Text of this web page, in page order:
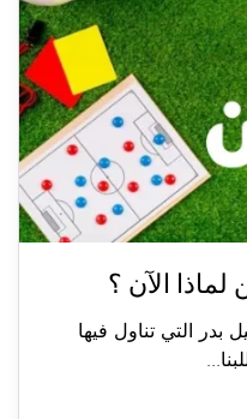
لماذا الآن ؟
بدر التي تناول فيها